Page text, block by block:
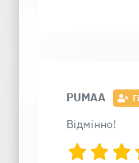
PUMAA
Відмінно!